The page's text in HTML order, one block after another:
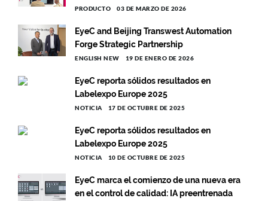
PRODUCTO 03 DE MARZO DE 2026
EyeC and Beijing Transwest Automation
Forge Strategic Partnership
ENGLISH NEW 19 DE ENERO DE 2026
EyeC reporta sólidos resultados en
Labelexpo Europe 2025
NOTICIA 17 DE OCTUBRE DE 2025
EyeC reporta sólidos resultados en
Labelexpo Europe 2025
NOTICIA 10 DE OCTUBRE DE 2025
EyeC marca el comienzo de una nueva era
en el control de calidad: IA preentrenada